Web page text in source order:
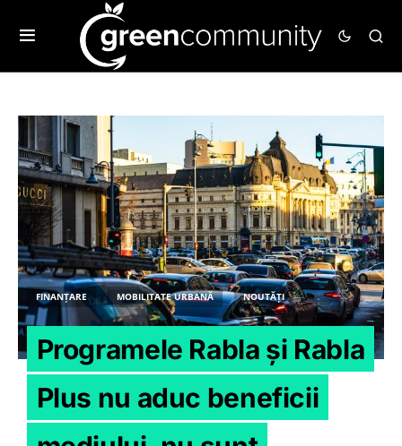
FINANȚARE MOBILITATE URBANĂ NOUTĂȚI
Programele Rabla și Rabla
Plus nu aduc beneficii